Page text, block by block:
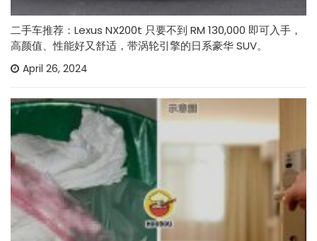
二手车推荐：Lexus NX200t 只要不到 RM 130,000 即可入手，
高颜值、性能好又舒适，带涡轮引擎的日系豪华 SUV。
April 26, 2024